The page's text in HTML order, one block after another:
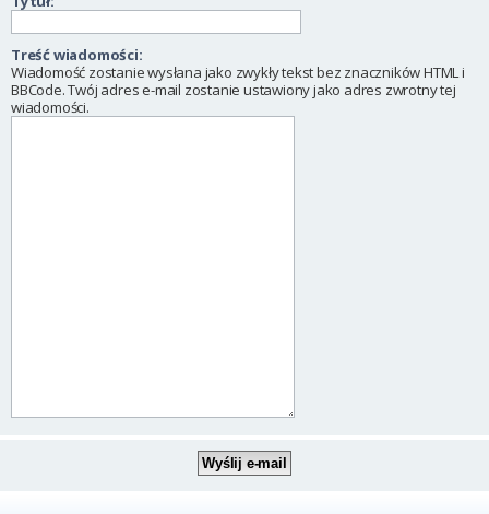
Treść wiadomości:
Wiadomość zostanie wysłana jako zwykły tekst bez znaczników HTML i
BBCode. Twój adres e-mail zostanie ustawiony jako adres zwrotny tej
wiadomości.